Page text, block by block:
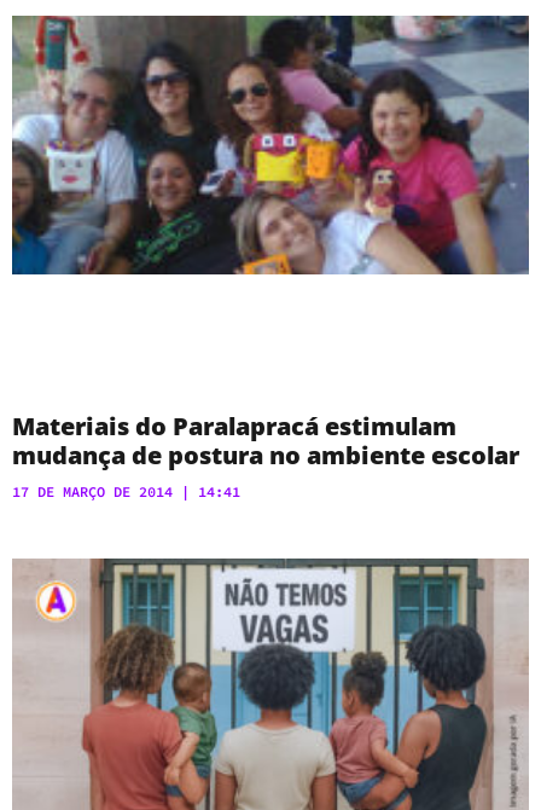
Materiais do Paralapracá estimulam
mudança de postura no ambiente escolar
17 DE MARÇO DE 2014 14:41